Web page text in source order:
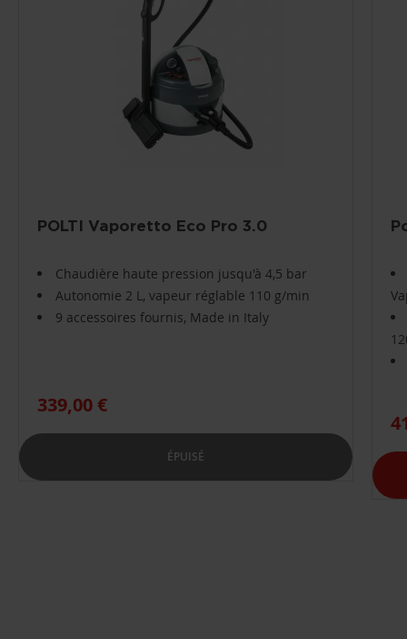
POLTI Vaporetto Eco Pro 3.0
Chaudière haute pression jusqu'à 4,5 bar
Autonomie 2 L, vapeur réglable 110 g/min
9 accessoires fournis, Made in Italy
339,00 €
ÉPUISÉ